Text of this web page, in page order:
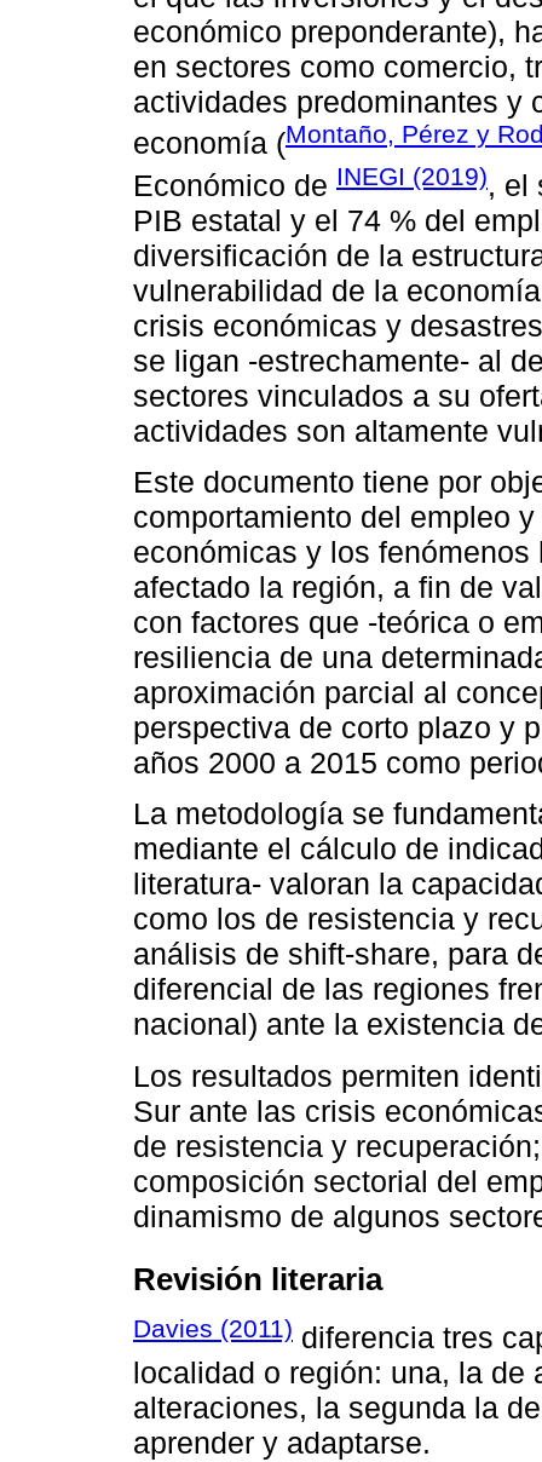
económico preponderante),
en sectores como comercio,
actividades predominantes y
economía (Montaño, Pérez y
Económico de INEGI (2019), el
PIB estatal y el 74 % del
diversificación de la
vulnerabilidad de la
crisis económicas y
se ligan -estrechamente- al
sectores vinculados a su
actividades son altamente
Este documento tiene por
comportamiento del empleo
económicas y los
afectado la región, a fin de
con factores que -teórica o
resiliencia de una
aproximación parcial al
perspectiva de corto plazo y
años 2000 a 2015 como
La metodología se
mediante el cálculo de
literatura- valoran la
como los de resistencia y
análisis de shift-share, para
diferencial de las regiones
nacional) ante la existencia
Los resultados permiten
Sur ante las crisis
de resistencia y
composición sectorial del
dinamismo de algunos
Revisión literaria
Davies (2011) diferencia tres
localidad o región: una, la de
alteraciones, la segunda la
aprender y adaptarse.